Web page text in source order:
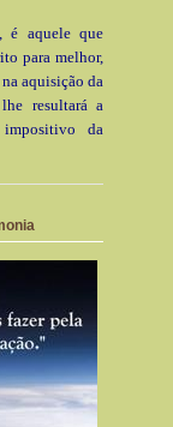
é aquele que
para melhor,
aquisição da
resultará a
impositivo da